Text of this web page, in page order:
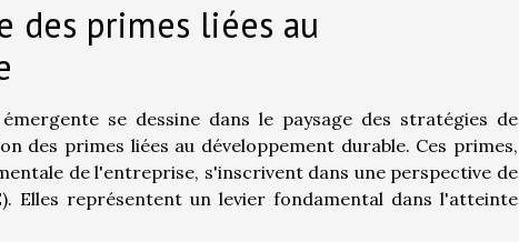
des primes liées au
se dessine dans le paysage des stratégies de
des primes liées au développement durable. Ces primes,
de l'entreprise, s'inscrivent dans une perspective de
Elles représentent un levier fondamental dans l'atteinte